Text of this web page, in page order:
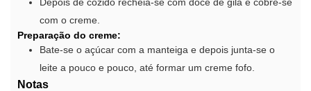
Depois de cozido recheia-se com doce de gila e cobre-se
com o creme.
Preparação do creme:
Bate-se o açúcar com a manteiga e depois junta-se o
leite a pouco e pouco, até formar um creme fofo.
Notas